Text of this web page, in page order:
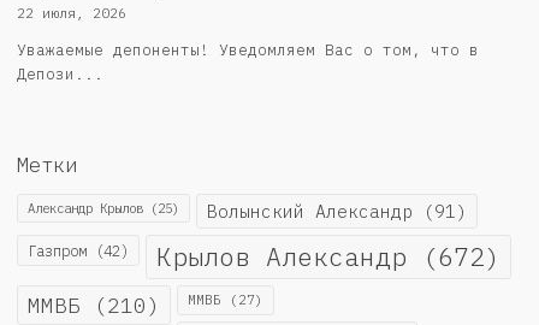
22 июля, 2026
Уважаемые депоненты! Уведомляем Вас о том, что в
Депози...
Метки
Александр Крылов (25) Волынский Александр (91)
Газпром (42) Крылов Александр (672)
ММВБ (210) ММВБ (27)